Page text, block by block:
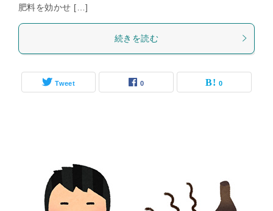
肥料を効かせ […]
続きを読む
Tweet 0 0